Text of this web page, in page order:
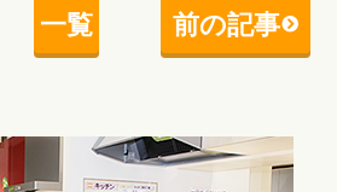
一覧 前の記事